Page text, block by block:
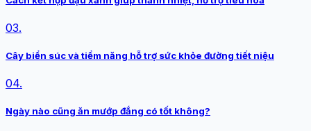
03.
Cây biển súc và tiềm năng hỗ trợ sức khỏe đường tiết niệu
04.
Ngày nào cũng ăn mướp đắng có tốt không?